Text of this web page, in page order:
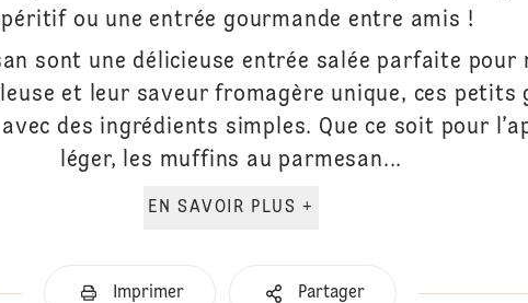
ou une entrée gourmande entre amis !
sont une délicieuse entrée salée parfaite
et leur saveur fromagère unique, ces petits
des ingrédients simples. Que ce soit pour
léger, les muffins au parmesan...
EN SAVOIR PLUS +
Imprimer Partager